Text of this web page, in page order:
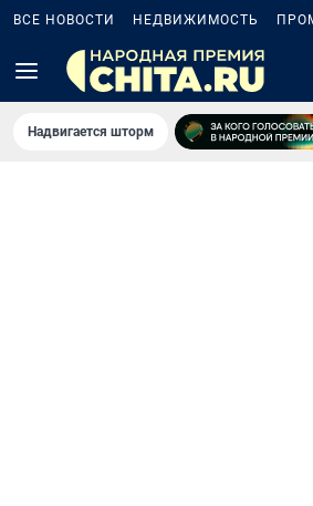
ВСЕ НОВОСТИ НЕДВИЖИМОСТЬ
Надвигается шторм